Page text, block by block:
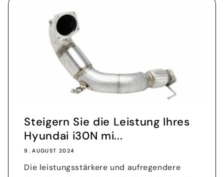
Steigern Sie die Leistung Ihres
Hyundai i30N mi...
9. AUGUST 2024
Die leistungsstärkere und aufregendere